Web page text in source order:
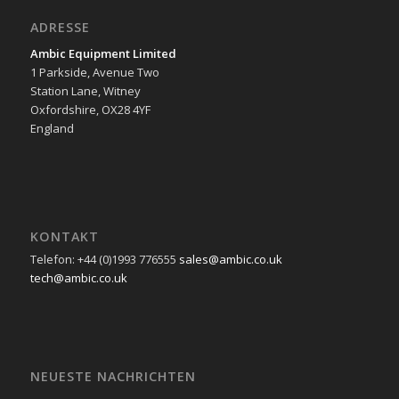
ADRESSE
Ambic Equipment Limited
1 Parkside, Avenue Two
Station Lane, Witney
Oxfordshire, OX28 4YF
England
KONTAKT
Telefon: +44 (0)1993 776555 sales@ambic.co.uk
tech@ambic.co.uk
NEUESTE NACHRICHTEN